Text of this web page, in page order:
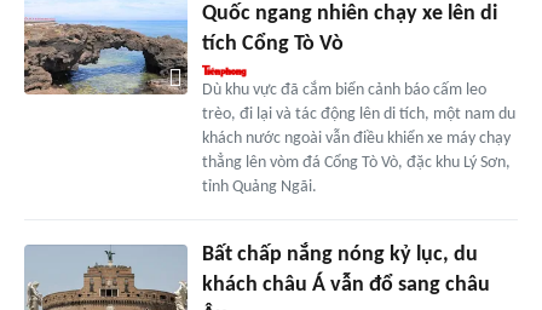
Quốc ngang nhiên chạy xe lên di
tích Cổng Tò Vò
Dù khu vực đã cắm biển cảnh báo cấm leo
trèo, đi lại và tác động lên di tích, một nam du
khách nước ngoài vẫn điều khiển xe máy chạy
thẳng lên vòm đá Cổng Tò Vò, đặc khu Lý Sơn,
tỉnh Quảng Ngãi.
Bất chấp nắng nóng kỷ lục, du
khách châu Á vẫn đổ sang châu